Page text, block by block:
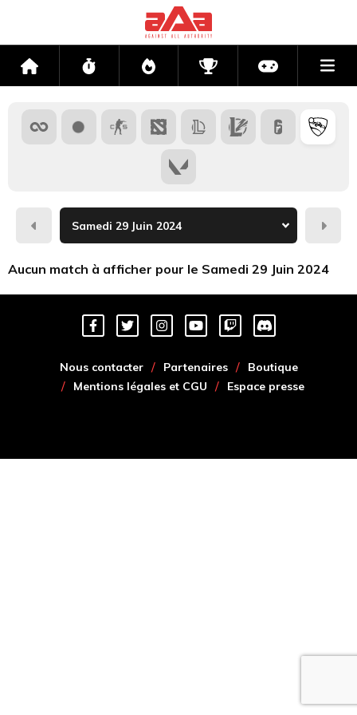
Accueil Flux Directs CompétitionsActu jeux
Hier
Aucun match à afficher pour le Samedi 29 Juin 2024
Nous contacter Partenaires
Boutique
Mentions légales et CGU
Espace presse